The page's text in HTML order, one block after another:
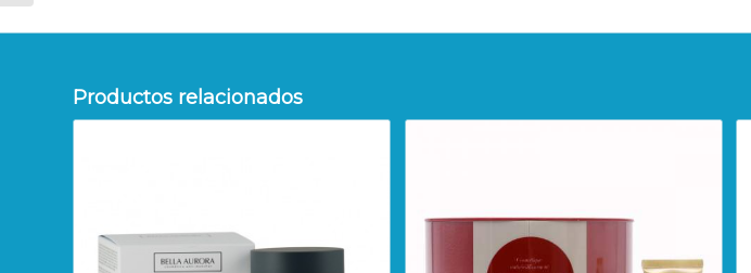
Productos relacionados